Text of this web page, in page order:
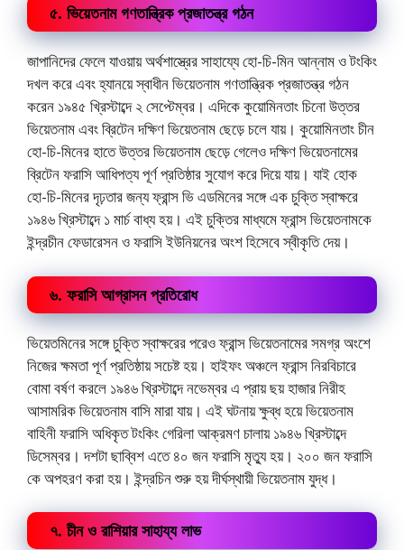
৫. ভিয়েতনাম গণতান্ত্রিক প্রজাতন্ত্র গঠন
জাপানিদের ফেলে যাওয়ায় অর্থশাস্ত্রের সাহায্যে হো-চি-মিন আন্নাম ও টংকিং
দখল করে এবং হ্যানয়ে স্বাধীন ভিয়েতনাম গণতান্ত্রিক প্রজাতন্ত্র গঠন
করেন ১৯৪৫ খ্রিস্টাব্দে ২ সেপ্টেম্বর। এদিকে কুয়োমিনতাং চিনো উত্তর
ভিয়েতনাম এবং ব্রিটেন দক্ষিণ ভিয়েতনাম ছেড়ে চলে যায়। কুয়োমিনতাং চীন
হো-চি-মিনের হাতে উত্তর ভিয়েতনাম ছেড়ে গেলেও দক্ষিণ ভিয়েতনামের
ব্রিটেন ফরাসি আধিপত্য পূর্ণ প্রতিষ্ঠার সুযোগ করে দিয়ে যায়। যাই হোক
হো-চি-মিনের দৃঢ়তার জন্য ফ্রান্স ভি এডমিনের সঙ্গে এক চুক্তি স্বাক্ষরে
১৯৪৬ খ্রিস্টাব্দে ১ মার্চ বাধ্য হয়। এই চুক্তির মাধ্যমে ফ্রান্স ভিয়েতনামকে
ইন্দ্রচীন ফেডারেসন ও ফরাসি ইউনিয়নের অংশ হিসেবে স্বীকৃতি দেয়।
৬. ফরাসি আগ্রাসন প্রতিরোধ
ভিয়েতমিনের সঙ্গে চুক্তি স্বাক্ষরের পরেও ফ্রান্স ভিয়েতনামের সমগ্র অংশে
নিজের ক্ষমতা পূর্ণ প্রতিষ্ঠায় সচেষ্ট হয়। হাইফং অঞ্চলে ফ্রান্স নিরবিচারে
বোমা বর্ষণ করলে ১৯৪৬ খ্রিস্টাব্দে নভেম্বর এ প্রায় ছয় হাজার নিরীহ
আসামরিক ভিয়েতনাম বাসি মারা যায়। এই ঘটনায় ক্ষুব্ধ হয়ে ভিয়েতনাম
বাহিনী ফরাসি অধিকৃত টংকিং গেরিলা আক্রমণ চালায় ১৯৪৬ খ্রিস্টাব্দে
ডিসেম্বর। দশটা ছাব্বিশ এতে ৪০ জন ফরাসি মৃত্যু হয়। ২০০ জন ফরাসি
কে অপহরণ করা হয়। ইন্দ্রচিন শুরু হয় দীর্ঘস্থায়ী ভিয়েতনাম যুদ্ধ।
৭. চীন ও রাশিয়ার সাহায্য লাভ